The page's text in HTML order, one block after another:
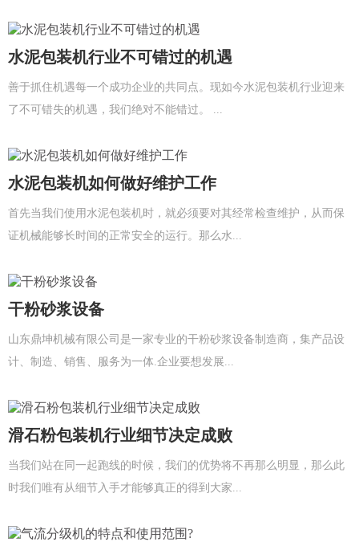
水泥包装机行业不可错过的机遇
善于抓住机遇每一个成功企业的共同点。现如今水泥包装机行业迎来
了不可错失的机遇，我们绝对不能错过。 ...
水泥包装机如何做好维护工作
首先当我们使用水泥包装机时，就必须要对其经常检查维护，从而保
证机械能够长时间的正常安全的运行。那么水...
干粉砂浆设备
山东鼎坤机械有限公司是一家专业的干粉砂浆设备制造商，集产品设
计、制造、销售、服务为一体.企业要想发展...
滑石粉包装机行业细节决定成败
当我们站在同一起跑线的时候，我们的优势将不再那么明显，那么此
时我们唯有从细节入手才能够真正的得到大家...